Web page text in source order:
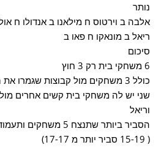
נותר
אלבה ב וירטוס ח מילאנו ב אנדולו ח
ריאל ב מונאקו ח פאו ב
סיכום
6 משחקי בית רק 3 חוץ
כולל 3 משחקים מול קבוצות שגמרו
שני יש לה משחקי בית קשים אחרים מול
וריאל
הסביר ביותר שתנצח 5 משחקים ותעמוד על 16-18
( 15-19 סביר יותר מ 17-17)